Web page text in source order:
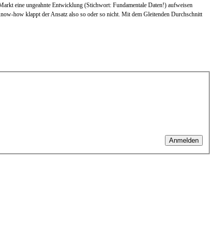
eine ungeahnte Entwicklung (Stichwort: Fundamentale Daten!) aufweisen
how klappt der Ansatz also so oder so nicht. Mit dem Gleitenden Durchschnitt
Anmelden